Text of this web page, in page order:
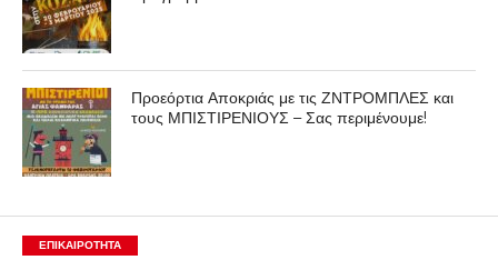
Προεόρτια Αποκριάς με τις ΖΝΤΡΟΜΠΛΕΣ και
τους ΜΠΙΣΤΙΡΕΝΙΟΥΣ – Σας περιμένουμε!
ΕΠΙΚΑΙΡΟΤΗΤΑ